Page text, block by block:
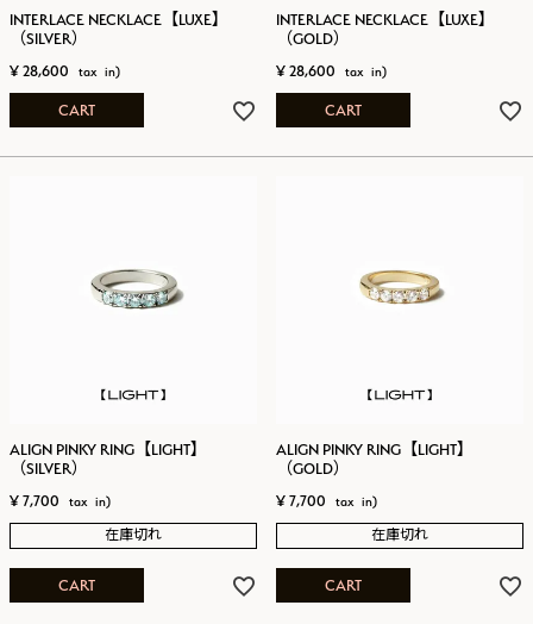
INTERLACE NECKLACE【LUXE】
（SILVER）
¥ 28,600
CART
INTERLACE NECKLACE【LUXE】
（GOLD）
¥ 28,600
CART
ALIGN PINKY RING【LIGHT】
（SILVER）
¥ 7,700
在庫切れ
CART
ALIGN PINKY RING【LIGHT】
（GOLD）
¥ 7,700
在庫切れ
CART